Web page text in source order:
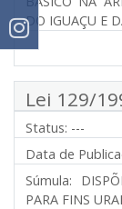
DO IGUAÇU E
Lei 129/
Status: ---
Data de
Súmula:
PARA FINS